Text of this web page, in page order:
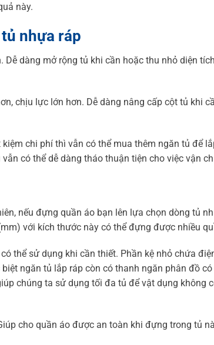
này.
nhựa ráp
dàng mở rộng tủ khi cần hoặc thu nhỏ diện
chịu lực lớn hơn. Dễ dàng nâng cấp cột tủ khi
chi phí thì vẫn có thể mua thêm ngăn tủ để
có thể dễ dàng tháo thuận tiện cho việc vận
nếu đựng quần áo bạn lên lựa chọn dòng tủ
với kích thước này có thể đựng được nhiều
thể sử dụng khi cần thiết. Phần kệ nhỏ chứa
ngăn tủ lắp ráp còn có thanh ngăn phân đồ
chúng ta sử dụng tối đa tủ để vật dụng không
cho quần áo được an toàn khi đựng trong tủ